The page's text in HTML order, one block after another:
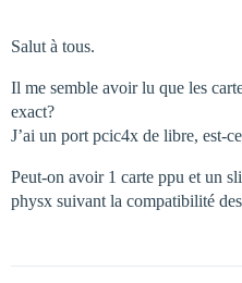
Salut à tous.
Il me semble avoir lu que les
exact?
J’ai un port pcic4x de libre, est-
Peut-on avoir 1 carte ppu et un
physx suivant la compatibilité